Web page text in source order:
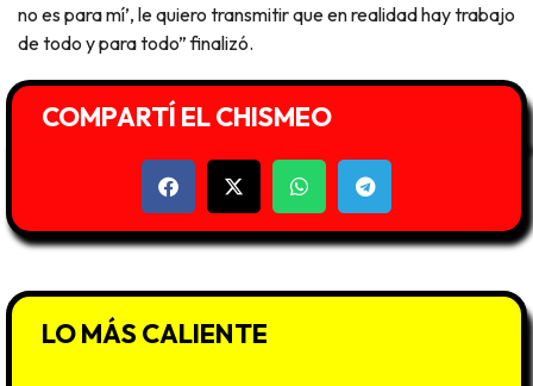
no es para mí’, le quiero transmitir que en realidad hay trabajo
de todo y para todo” finalizó.
COMPARTÍ EL CHISMEO
LO MÁS CALIENTE